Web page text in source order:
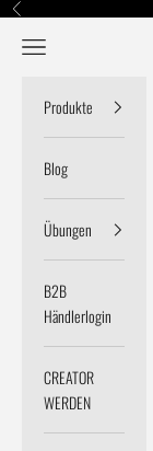
Zum Inhalt springen
Zurück
Menü
Produkte
Blog
Übungen
B2B
Händlerlogin
CREATOR
WERDEN